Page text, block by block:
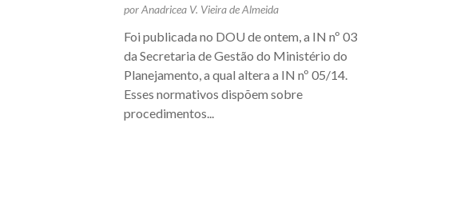
por Anadricea V. Vieira de Almeida
Foi publicada no DOU de ontem, a IN nº 03
da Secretaria de Gestão do Ministério do
Planejamento, a qual altera a IN nº 05/14.
Esses normativos dispõem sobre
procedimentos...